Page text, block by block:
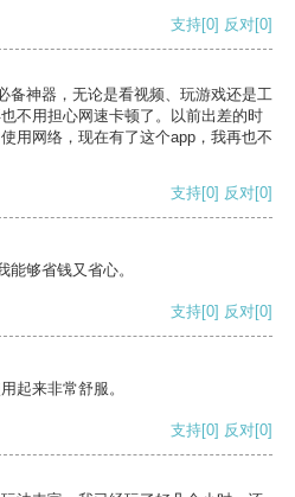
支持[0] 反对[0]
备神器，无论是看视频、玩游戏还是工
不用担心网速卡顿了。以前出差的时
用网络，现在有了这个app，我再也不
支持[0] 反对[0]
够省钱又省心。
支持[0] 反对[0]
起来非常舒服。
支持[0] 反对[0]